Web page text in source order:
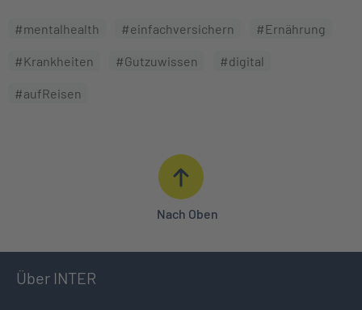
#mentalhealth #einfachversichern #Ernährung
#Krankheiten #Gutzuwissen #digital
#aufReisen
Nach Oben
Über INTER